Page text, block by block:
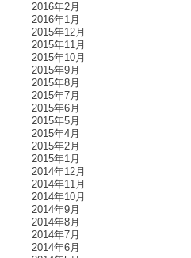
2016年2月
2016年1月
2015年12月
2015年11月
2015年10月
2015年9月
2015年8月
2015年7月
2015年6月
2015年5月
2015年4月
2015年2月
2015年1月
2014年12月
2014年11月
2014年10月
2014年9月
2014年8月
2014年7月
2014年6月